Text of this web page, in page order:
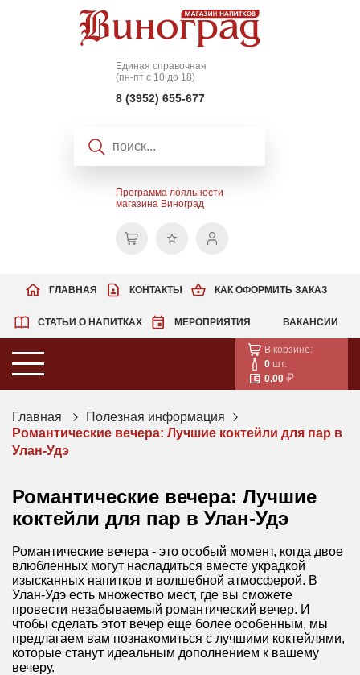
Единая справочная
(пн-пт с 10 до 18)
8 (3952) 655-677
Программа лояльности
магазина Виноград
КАК ОФОРМИТЬ ЗАКАЗ
СТАТЬИ О НАПИТКАХ МЕРОПРИЯТИЯ ВАКАНСИИ
ГЛАВНАЯ КОНТАКТЫ
В корзине:
0 шт.
0,00
Главная
Полезная информация
Романтические вечера: Лучшие коктейли для пар в
Улан-Удэ
Романтические вечера: Лучшие
коктейли для пар в Улан-Удэ
Романтические вечера - это особый момент, когда двое
влюбленных могут насладиться вместе украдкой
изысканных напитков и волшебной атмосферой. В
Улан-Удэ есть множество мест, где вы сможете
провести незабываемый романтический вечер. И
чтобы сделать этот вечер еще более особенным, мы
предлагаем вам познакомиться с лучшими коктейлями,
которые станут идеальным дополнением к вашему
вечеру.